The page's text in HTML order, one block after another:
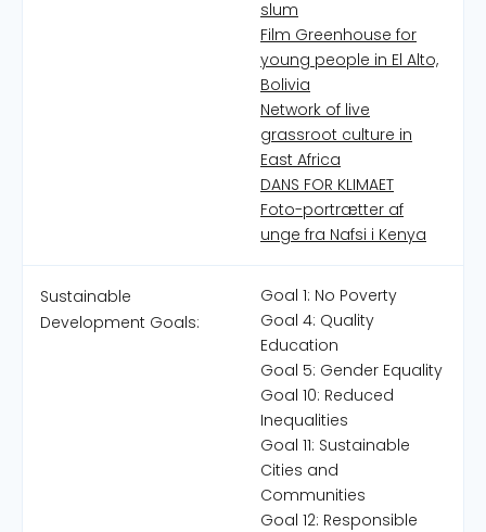
slum
Film Greenhouse for
young people in El Alto,
Bolivia
Network of live
grassroot culture in
East Africa
DANS FOR KLIMAET
Foto-portrætter af
unge fra Nafsi i Kenya
Sustainable
Development Goals:
Goal 1: No Poverty
Goal 4: Quality
Education
Goal 5: Gender Equality
Goal 10: Reduced
Inequalities
Goal 11: Sustainable
Cities and
Communities
Goal 12: Responsible